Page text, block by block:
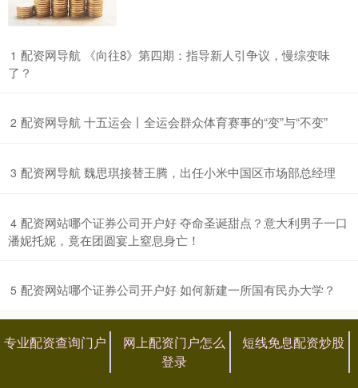
1 ​配资网导航 《向往8》第四期：指导新人引争议，慢综变味
了？
2 ​配资网导航 十五运会丨全运会群众体育赛事的“变”与“不变”
3 ​配资网导航 魏思琪接替王腾，出任小米中国区市场部总经理
4 ​配资网站哪个证券公司开户好 夺命圣诞甜点？意大利男子一口
潘妮托妮，竟在团圆宴上窒息身亡！
5 ​配资网站哪个证券公司开户好 如何新建一所国有民办大学？
专业配资查询门户
网上配资门户怎么
登录
短线免息配资炒股